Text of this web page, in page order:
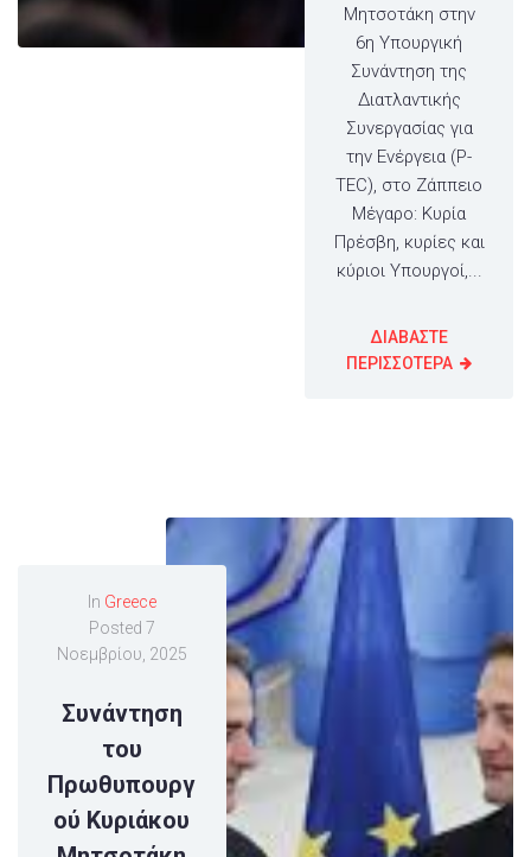
Μητσοτάκη στην
6η Υπουργική
Συνάντηση της
Διατλαντικής
Συνεργασίας για
την Ενέργεια (P-
TEC), στο Ζάππειο
Μέγαρο: Κυρία
Πρέσβη, κυρίες και
κύριοι Υπουργοί,...
ΔΙΑΒΑΣΤΕ
ΠΕΡΙΣΣΟΤΕΡΑ
In Greece
Posted 7
Νοεμβρίου, 2025
Συνάντηση
του
Πρωθυπουργ
ού Κυριάκου